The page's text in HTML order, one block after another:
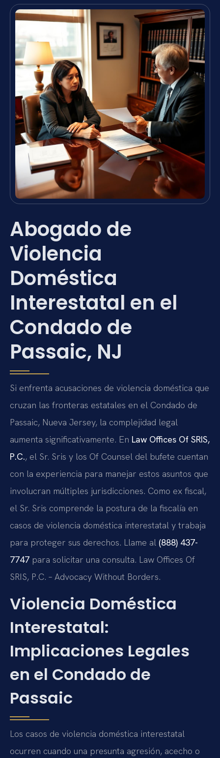
Abogado de
Violencia
Doméstica
Interestatal en el
Condado de
Passaic, NJ
Si enfrenta acusaciones de violencia doméstica que
cruzan las fronteras estatales en el Condado de
Passaic, Nueva Jersey, la complejidad legal
aumenta significativamente. En Law Offices Of SRIS,
P.C., el Sr. Sris y los Of Counsel del bufete cuentan
con la experiencia para manejar estos asuntos que
involucran múltiples jurisdicciones. Como ex fiscal,
el Sr. Sris comprende la postura de la fiscalía en
casos de violencia doméstica interestatal y trabaja
para proteger sus derechos. Llame al (888) 437-
7747 para solicitar una consulta. Law Offices Of
SRIS, P.C. – Advocacy Without Borders.
Violencia Doméstica
Interestatal:
Implicaciones Legales
en el Condado de
Passaic
Los casos de violencia doméstica interestatal
ocurren cuando una presunta agresión, acecho o